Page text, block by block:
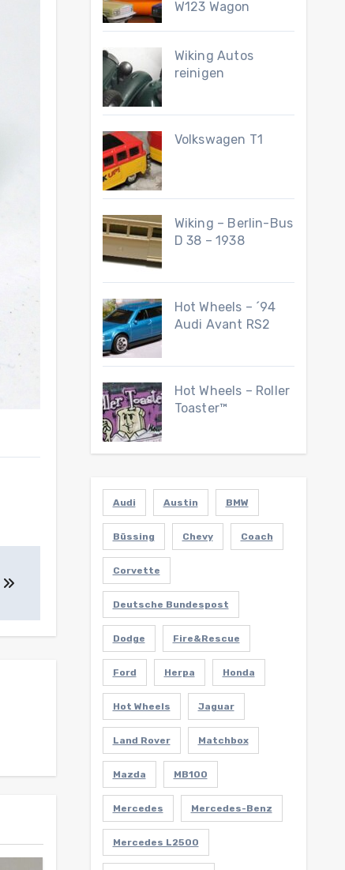
W123 Wagon
Wiking Autos
reinigen
Volkswagen T1
Wiking – Berlin-Bus
D 38 – 1938
Hot Wheels – ´94
Audi Avant RS2
Hot Wheels – Roller
Toaster™
Audi Austin BMW
Büssing Chevy Coach
Corvette
Deutsche Bundespost
Dodge Fire&Rescue
Ford Herpa Honda
Hot Wheels Jaguar
Land Rover Matchbox
Mazda MB100
Mercedes Mercedes-Benz
Mercedes L2500